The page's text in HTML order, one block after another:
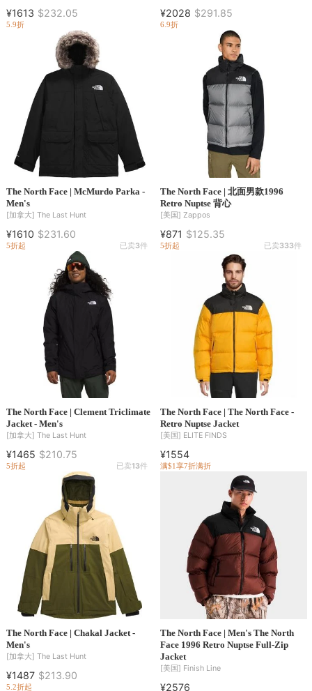
¥1613 $232.05
5.9折
¥2028 $291.85
6.9折
The North Face | McMurdo Parka -
Men's
[加拿大] The Last Hunt
¥1610 $231.60
5折起 已卖3件
The North Face | 北面男款1996
Retro Nuptse 背心
[美国] Zappos
¥871 $125.35
5折起 已卖333件
The North Face | Clement Triclimate
Jacket - Men's
[加拿大] The Last Hunt
¥1465 $210.75
5折起 已卖13件
The North Face | The North Face -
Retro Nuptse Jacket
[美国] ELITE FINDS
¥1554
满$1享7折满折
The North Face | Chakal Jacket -
Men's
[加拿大] The Last Hunt
¥1487 $213.90
5.2折起
The North Face | Men's The North
Face 1996 Retro Nuptse Full-Zip
Jacket
[美国] Finish Line
¥2576